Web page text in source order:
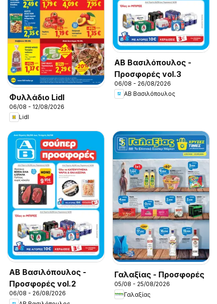
Φυλλάδιο Lidl
06/08 - 12/08/2026
Lidl
ΑΒ Βασιλόπουλος -
Προσφορές vol.3
06/08 - 26/08/2026
ΑΒ Βασιλόπουλος
ΑΒ Βασιλόπουλος -
Προσφορές vol.2
06/08 - 26/08/2026
Γαλαξίας - Προσφορές
05/08 - 25/08/2026
Γαλαξίας